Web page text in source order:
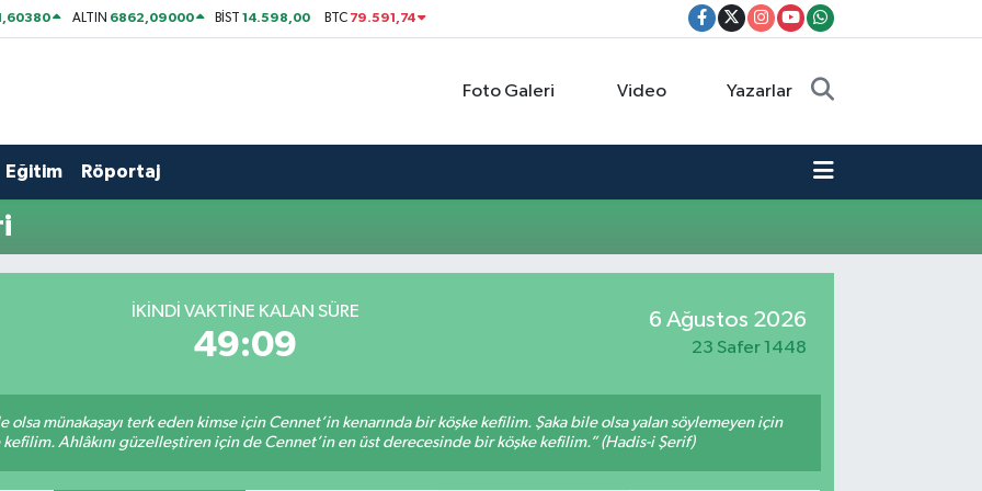
ALTIN 6862,09000 BİST14.598,00 BTC 79.591,74
Foto Galeri Video Yazarlar
Eğitim Röportaj
İKINDI VAKTİNE KALAN SÜRE
49:09
6 Ağustos 2026
23 Safer 1448
olsa münakaşayı terk eden kimse için Cennet’in kenarında bir köşke kefilim. Şaka bile olsa yalan söylemeyen için
kefilim. Ahlâkını güzelleştiren için de Cennet’in en üst derecesinde bir köşke kefilim.” (Hadis-i Şerif)